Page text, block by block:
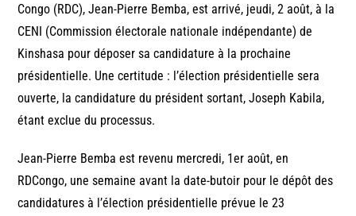
Congo (RDC), Jean-Pierre Bemba, est arrivé, jeudi, 2 août, à la
CENI (Commission électorale nationale indépendante) de
Kinshasa pour déposer sa candidature à la prochaine
présidentielle. Une certitude : l’élection présidentielle sera
ouverte, la candidature du président sortant, Joseph Kabila,
étant exclue du processus.
Jean-Pierre Bemba est revenu mercredi, 1er août, en
RDCongo, une semaine avant la date-butoir pour le dépôt des
candidatures à l’élection présidentielle prévue le 23